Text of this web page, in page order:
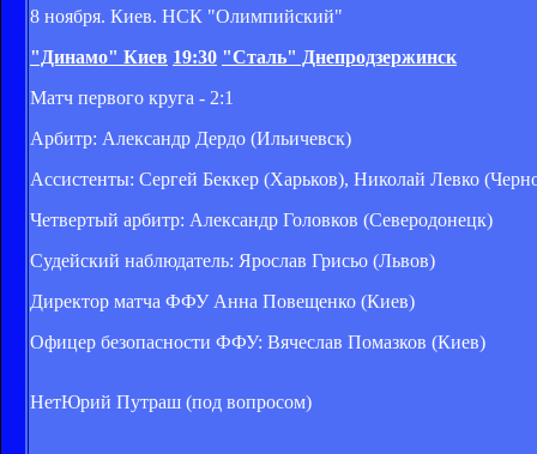
8 ноября. Киев. НСК "Олимпийский"
"Динамо" Киев 19:30 "Сталь" Днепродзержинск
Матч первого круга - 2:1
Арбитр: Александр Дердо (Ильичевск)
Ассистенты: Сергей Беккер (Харьков), Николай Левко
Четвертый арбитр: Александр Головков (Северодонецк)
Судейский наблюдатель: Ярослав Грисьо (Львов)
Директор матча ФФУ Анна Повещенко (Киев)
Офицер безопасности ФФУ: Вячеслав Помазков (Киев)
НетЮрий Путраш (под вопросом)